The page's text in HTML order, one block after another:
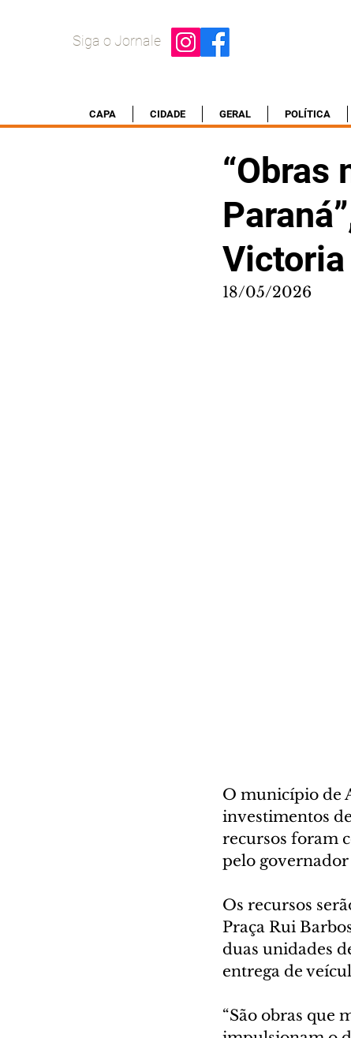
Siga o Jornale
CAPA CIDADE GERAL POLÍTICA
“Obras
18/05/2026
O município de
investimentos
recursos foram
pelo governador
Os recursos
Praça Rui
duas unidades
entrega de
“São obras que